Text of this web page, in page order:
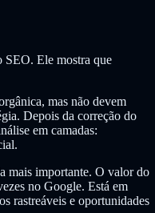
SEO. Ele mostra que
mas não devem
Depois da correção do
em camadas:
mais importante. O valor do
no Google. Está em
rastreáveis e oportunidades